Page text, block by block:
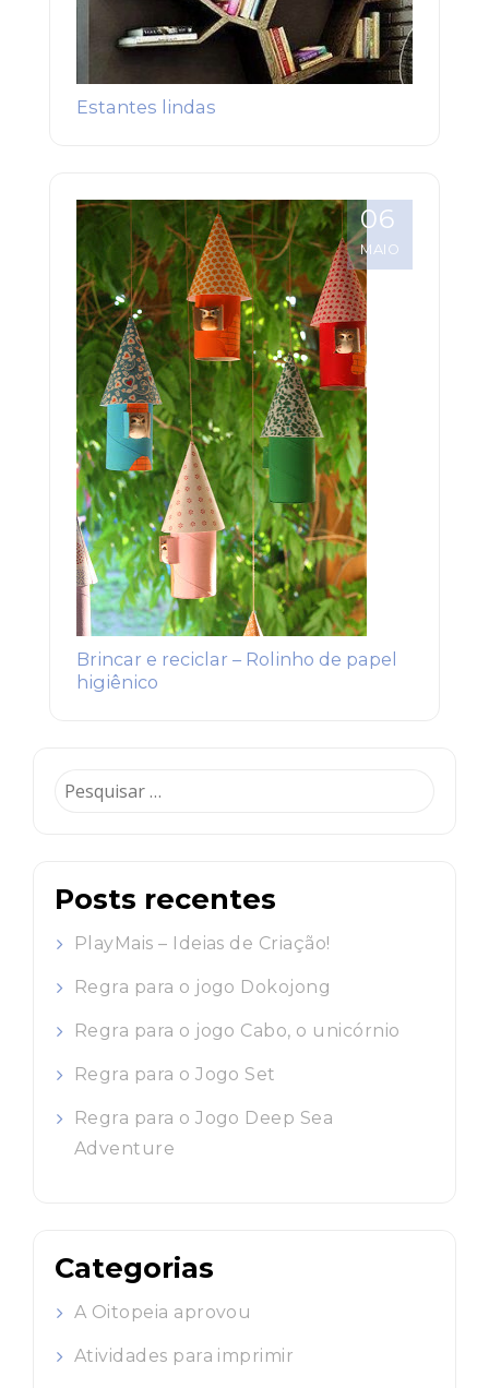
Estantes lindas
06
MAIO
Brincar e reciclar – Rolinho de papel
higiênico
Pesquisar
Posts recentes
PlayMais – Ideias de Criação!
Regra para o jogo Dokojong
Regra para o jogo Cabo, o unicórnio
Regra para o Jogo Set
Regra para o Jogo Deep Sea
Adventure
Categorias
A Oitopeia aprovou
Atividades para imprimir